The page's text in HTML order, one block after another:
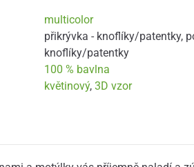
multicolor
přikrývka - knoflíky/patentky,
knoflíky/patentky
100 % bavlna
květinový, 3D vzor